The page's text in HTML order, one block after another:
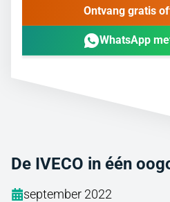
De IVECO in één
september 2022
Ontvang gratis
WhatsApp